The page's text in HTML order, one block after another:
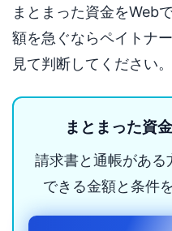
まとまった資金をWeb
額を急ぐならペイトナ
見て判断してください。
まとまった資
請求書と通帳があ
できる金額と条件